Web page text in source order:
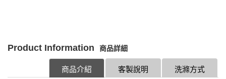
Product Information 商品詳細
洗滌方式
客製說明
商品介紹